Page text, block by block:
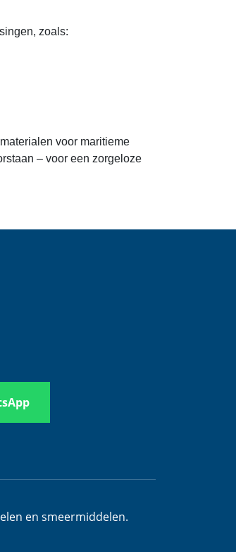
zoals:
voor maritieme
– voor een zorgeloze
en smeermiddelen.